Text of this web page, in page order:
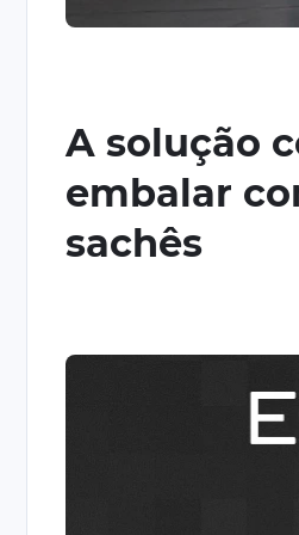
A solução
embalar
sachês